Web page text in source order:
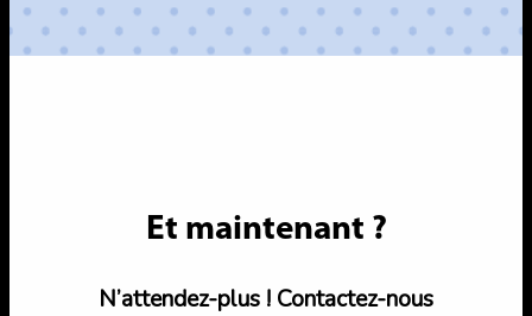
mon
salaire
Et maintenant ?
N’attendez-plus ! Contactez-nous